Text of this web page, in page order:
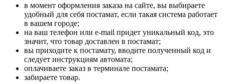
в момент оформления заказа на сайте, вы выбираете
удобный для себя постамат, если такая система работает
в вашем городе;
на ваш телефон или e-mail придет уникальный код, это
значит, что товар доставлен в постамат;
вы приходите к постамату, вводите полученный код и
следует инструкциям автомата;
оплачиваете заказ в терминале постамата;
забираете товар.